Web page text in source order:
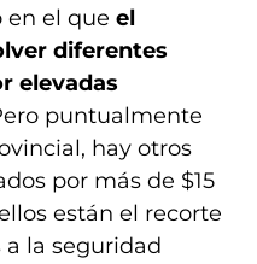
en el que el
diferentes
elevadas
puntualmente
hay otros
por más de $15
están el recorte
la seguridad